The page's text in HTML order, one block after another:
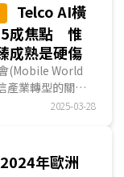
Telco AI橫
成焦點 惟
成熟是硬傷
(Mobile World
產業轉型的關鍵
網路...
2025-03-28
2024年歐洲